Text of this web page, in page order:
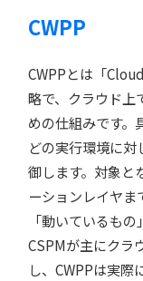
CWPP
CWPPとは「
略で、クラウド上
めの仕組みです。
どの実行環境に
御します。対象と
ーションレイヤま
「動いているも
CSPMが主にクラ
し、CWPPは実